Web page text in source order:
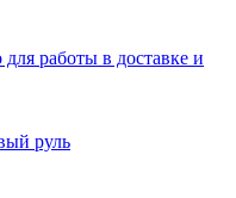
работы в доставке и